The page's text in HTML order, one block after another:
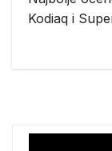
Kodiaq i